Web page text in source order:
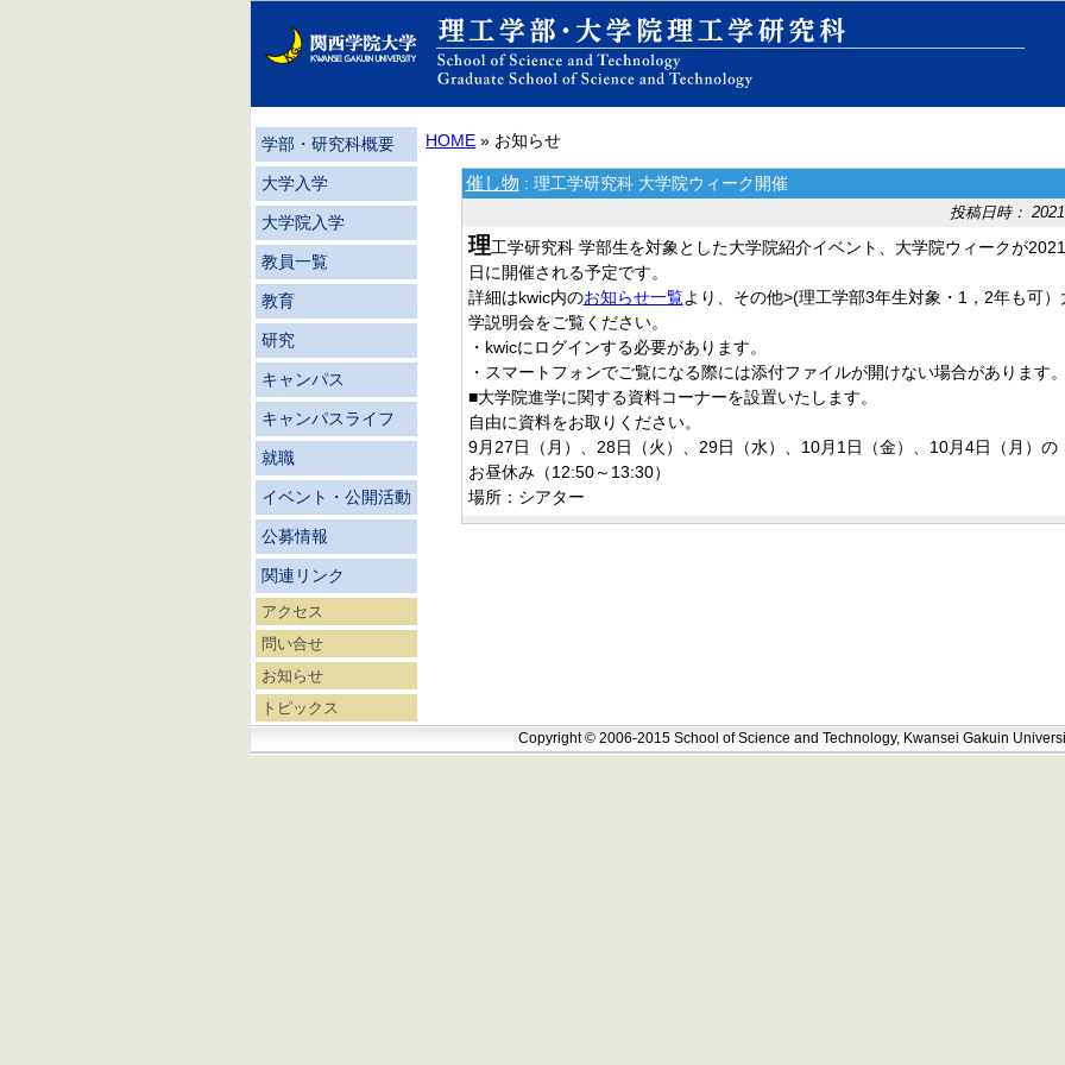
学部・研究科概要
大学入学
大学院入学
教員一覧
教育
研究
キャンパス
キャンパスライフ
就職
イベント・公開活動
公募情報
関連リンク
アクセス
問い合せ
お知らせ
トピックス
HOME » お知らせ
催し物 : 理工学研究科 大学院ウィーク開催
投稿日時：
理工学研究科 学部生を対象とした大学院紹介イベント、大学院ウィークが
日に開催される予定です。
詳細はkwic内のお知らせ一覧より、その他>(理工学部3年生対象・1，2年も可
学説明会をご覧ください。
・kwicにログインする必要があります。
・スマートフォンでご覧になる際には添付ファイルが開けない場合があります
■大学院進学に関する資料コーナーを設置いたします。
自由に資料をお取りください。
9月27日（月）、28日（火）、29日（水）、10月1日（金）、10月4日（月）の
お昼休み（12:50～13:30）
場所：シアター
Copyright © 2006-2015 School of Science and Technology, Kwansei Gakuin